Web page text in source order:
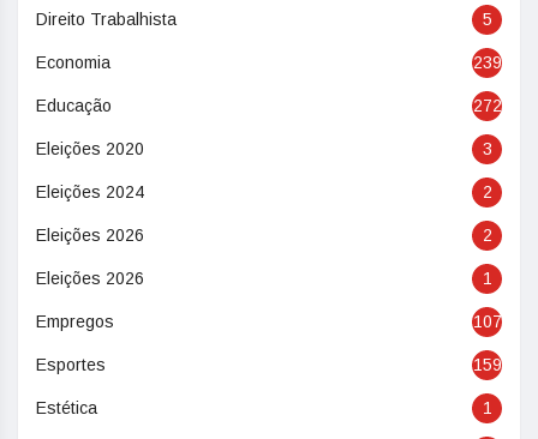
Direito Trabalhista 5
Economia 239
Educação 272
Eleições 2020 3
Eleições 2024 2
Eleições 2026 2
Eleições 2026 1
Empregos 107
Esportes 159
Estética 1